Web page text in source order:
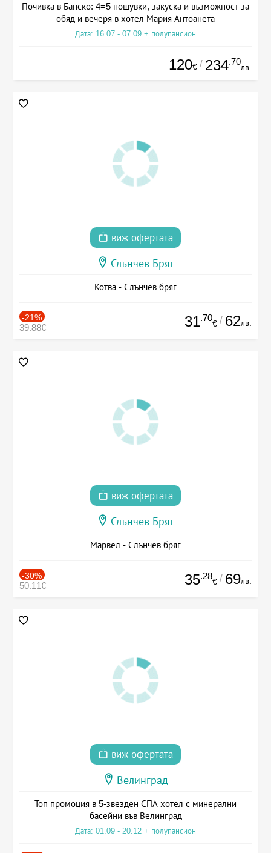
Почивка в Банско: 4=5 нощувки, закуска и възможност за
обяд и вечеря в хотел Мария Антоанета
Дата: 16.07 - 07.09 + полупансион
120€ / 234.70
лв.
виж офертата
Слънчев Бряг
Котва - Слънчев бряг
-21%
39.88€ 31.70
€ / 62лв.
виж офертата
Слънчев Бряг
Марвел - Слънчев бряг
-30%
50.11€ 35.28
€ / 69лв.
виж офертата
Велинград
Топ промоция в 5-звезден СПА хотел с минерални
басейни във Велинград
Дата: 01.09 - 20.12 + полупансион